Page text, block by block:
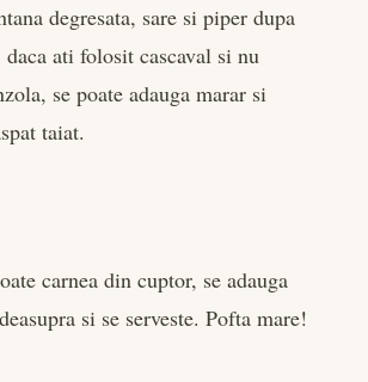
degresata, sare si piper dupa
ati folosit cascaval si nu
se poate adauga marar si
taiat.
carnea din cuptor, se adauga
si se serveste. Pofta mare!